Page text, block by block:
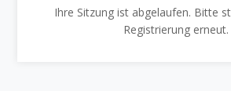
Ihre Sitzung ist abgelaufen. Bitte
Registrierung erneut.